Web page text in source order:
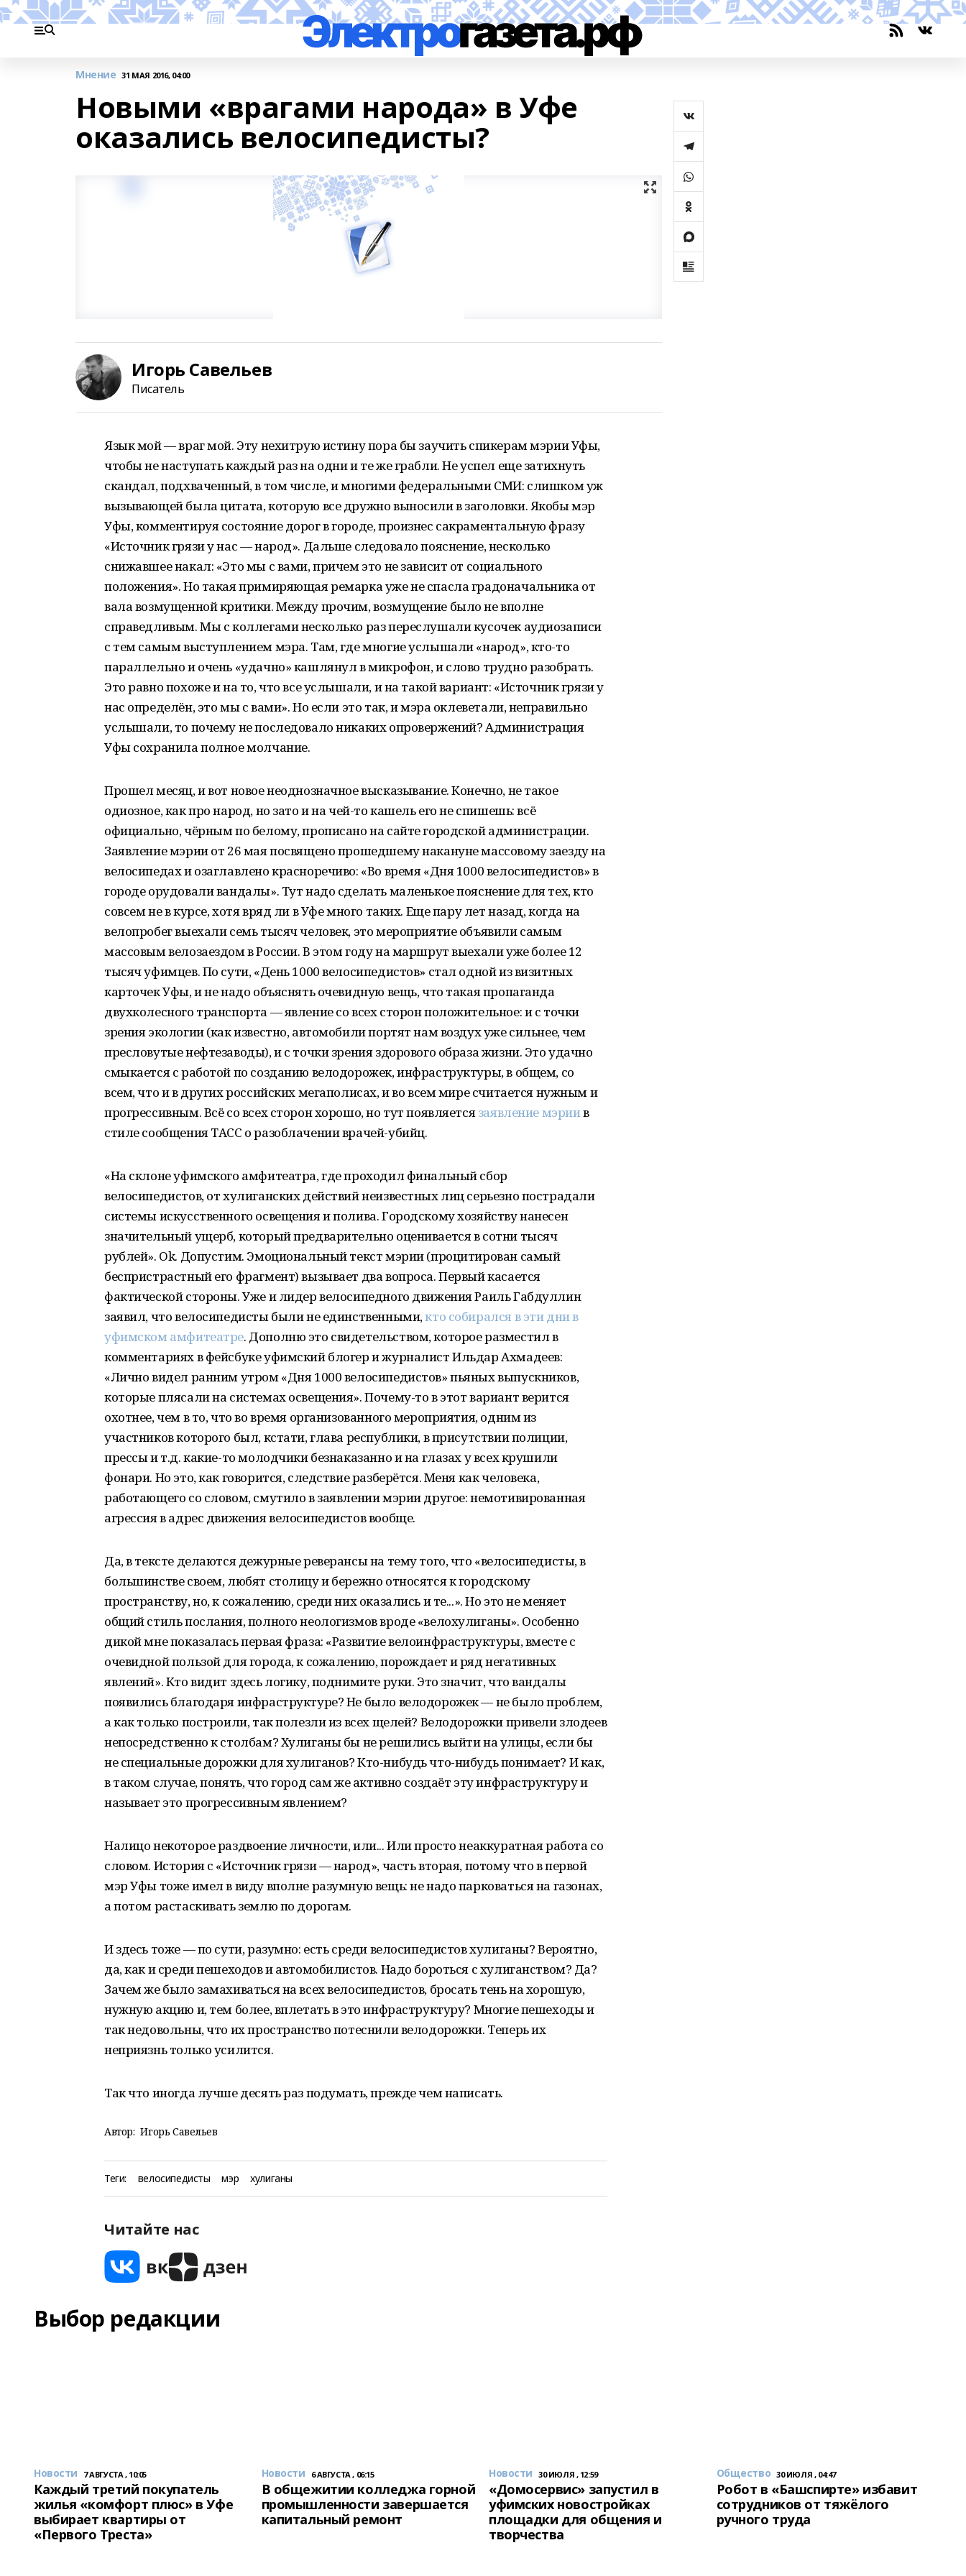
Мнение 31 МАЯ 2016, 04:00
Новыми «врагами народа» в Уфе
оказались велосипедисты?
Игорь Савельев
Писатель
Язык мой — враг мой. Эту нехитрую истину пора бы заучить спикерам мэрии Уфы,
чтобы не наступать каждый раз на одни и те же грабли. Не успел еще затихнуть
скандал, подхваченный, в том числе, и многими федеральными СМИ: слишком уж
вызывающей была цитата, которую все дружно выносили в заголовки. Якобы мэр
Уфы, комментируя состояние дорог в городе, произнес сакраментальную фразу
«Источник грязи у нас — народ». Дальше следовало пояснение, несколько
снижавшее накал: «Это мы с вами, причем это не зависит от социального
положения». Но такая примиряющая ремарка уже не спасла градоначальника от
вала возмущенной критики. Между прочим, возмущение было не вполне
справедливым. Мы с коллегами несколько раз переслушали кусочек аудиозаписи
с тем самым выступлением мэра. Там, где многие услышали «народ», кто-то
параллельно и очень «удачно» кашлянул в микрофон, и слово трудно разобрать.
Это равно похоже и на то, что все услышали, и на такой вариант: «Источник грязи у
нас определён, это мы с вами». Но если это так, и мэра оклеветали, неправильно
услышали, то почему не последовало никаких опровержений? Администрация
Уфы сохранила полное молчание.
Прошел месяц, и вот новое неоднозначное высказывание. Конечно, не такое
одиозное, как про народ, но зато и на чей-то кашель его не спишешь: всё
официально, чёрным по белому, прописано на сайте городской администрации.
Заявление мэрии от 26 мая посвящено прошедшему накануне массовому заезду на
велосипедах и озаглавлено красноречиво: «Во время «Дня 1000 велосипедистов» в
городе орудовали вандалы». Тут надо сделать маленькое пояснение для тех, кто
совсем не в курсе, хотя вряд ли в Уфе много таких. Еще пару лет назад, когда на
велопробег выехали семь тысяч человек, это мероприятие объявили самым
массовым велозаездом в России. В этом году на маршрут выехали уже более 12
тысяч уфимцев. По сути, «День 1000 велосипедистов» стал одной из визитных
карточек Уфы, и не надо объяснять очевидную вещь, что такая пропаганда
двухколесного транспорта — явление со всех сторон положительное: и с точки
зрения экологии (как известно, автомобили портят нам воздух уже сильнее, чем
пресловутые нефтезаводы), и с точки зрения здорового образа жизни. Это удачно
смыкается с работой по созданию велодорожек, инфраструктуры, в общем, со
всем, что и в других российских мегаполисах, и во всем мире считается нужным и
прогрессивным. Всё со всех сторон хорошо, но тут появляетсязаявление мэриив
стиле сообщения ТАСС о разоблачении врачей-убийц.
«На склоне уфимского амфитеатра, где проходил финальный сбор
велосипедистов, от хулиганских действий неизвестных лиц серьезно пострадали
системы искусственного освещения и полива. Городскому хозяйству нанесен
значительный ущерб, который предварительно оценивается в сотни тысяч
рублей». Ok. Допустим. Эмоциональный текст мэрии (процитирован самый
беспристрастный его фрагмент) вызывает два вопроса. Первый касается
фактической стороны. Уже и лидер велосипедного движения Раиль Габдуллин
заявил, что велосипедисты были не единственными,кто собирался в эти дни в
уфимском амфитеатре. Дополню это свидетельством, которое разместил в
комментариях в фейсбуке уфимский блогер и журналист Ильдар Ахмадеев:
«Лично видел ранним утром «Дня 1000 велосипедистов» пьяных выпускников,
которые плясали на системах освещения». Почему-то в этот вариант верится
охотнее, чем в то, что во время организованного мероприятия, одним из
участников которого был, кстати, глава республики, в присутствии полиции,
прессы и т.д. какие-то молодчики безнаказанно и на глазах у всех крушили
фонари. Но это, как говорится, следствие разберётся. Меня как человека,
работающего со словом, смутило в заявлении мэрии другое: немотивированная
агрессия в адрес движения велосипедистов вообще.
Да, в тексте делаются дежурные реверансы на тему того, что «велосипедисты, в
большинстве своем, любят столицу и бережно относятся к городскому
пространству, но, к сожалению, среди них оказались и те...». Но это не меняет
общий стиль послания, полного неологизмов вроде «велохулиганы». Особенно
дикой мне показалась первая фраза: «Развитие велоинфраструктуры, вместе с
очевидной пользой для города, к сожалению, порождает и ряд негативных
явлений». Кто видит здесь логику, поднимите руки. Это значит, что вандалы
появились благодаря инфраструктуре? Не было велодорожек — не было проблем,
а как только построили, так полезли из всех щелей? Велодорожки привели злодеев
непосредственно к столбам? Хулиганы бы не решились выйти на улицы, если бы
не специальные дорожки для хулиганов? Кто-нибудь что-нибудь понимает? И как,
в таком случае, понять, что город сам же активно создаёт эту инфраструктуру и
называет это прогрессивным явлением?
Налицо некоторое раздвоение личности, или... Или просто неаккуратная работа со
словом. История с «Источник грязи — народ», часть вторая, потому что в первой
мэр Уфы тоже имел в виду вполне разумную вещь: не надо парковаться на газонах,
а потом растаскивать землю по дорогам.
И здесь тоже — по сути, разумно: есть среди велосипедистов хулиганы? Вероятно,
да, как и среди пешеходов и автомобилистов. Надо бороться с хулиганством? Да?
Зачем же было замахиваться на всех велосипедистов, бросать тень на хорошую,
нужную акцию и, тем более, вплетать в это инфраструктуру? Многие пешеходы и
так недовольны, что их пространство потеснили велодорожки. Теперь их
неприязнь только усилится.
Так что иногда лучше десять раз подумать, прежде чем написать.
Автор: Игорь Савельев
Теги: велосипедисты мэр хулиганы
Читайте нас
Выбор редакции
Новости 7 АВГУСТА , 10:05
Каждый третий покупатель
жилья «комфорт плюс» в Уфе
выбирает квартиры от
«Первого Треста»
Новости 6 АВГУСТА , 06:15
В общежитии колледжа горной
промышленности завершается
капитальный ремонт
Новости 30 ИЮЛЯ , 12:59
«Домосервис» запустил в
уфимских новостройках
площадки для общения и
творчества
Общество 30 ИЮЛЯ , 04:47
Робот в «Башспирте» избавит
сотрудников от тяжёлого
ручного труда